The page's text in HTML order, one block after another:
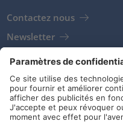
Contactez nous
Newsletter
Clients
Fournisseurs
Conditions de stockage